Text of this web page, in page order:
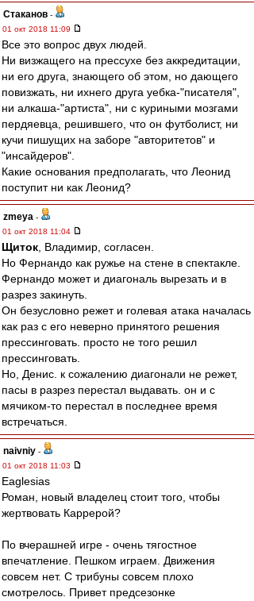
Cтаканов -
01 окт 2018 11:09
Все это вопрос двух людей.
Ни визжащего на прессухе без аккредитации,
ни его друга, знающего об этом, но дающего
повизжать, ни ихнего друга уебка-"писателя",
ни алкаша-"артиста", ни с куриными мозгами
пердяевца, решившего, что он футболист, ни
кучи пишущих на заборе "авторитетов" и
"инсайдеров".
Какие основания предполагать, что Леонид
поступит ни как Леонид?
zmeya -
01 окт 2018 11:04
Щиток , Владимир, согласен.
Но Фернандо как ружье на стене в спектакле.
Фернандо может и диагональ вырезать и в
разрез закинуть.
Он безусловно режет и голевая атака началась
как раз с его неверно принятого решения
прессинговать. просто не того решил
прессинговать.
Но, Денис. к сожалению диагонали не режет,
пасы в разрез перестал выдавать. он и с
мячиком-то перестал в последнее время
встречаться.
naivniy -
01 окт 2018 11:03
Eaglesias
Роман, новый владелец стоит того, чтобы
жертвовать Каррерой?
По вчерашней игре - очень тягостное
впечатление. Пешком играем. Движения
совсем нет. С трибуны совсем плохо
смотрелось. Привет предсезонке